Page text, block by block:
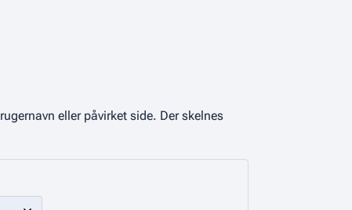
eller påvirket side. Der skelnes